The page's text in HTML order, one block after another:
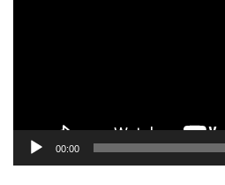
00:00